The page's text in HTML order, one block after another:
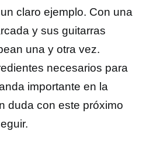
claro ejemplo. Con una
y sus guitarras
una y otra vez.
necesarios para
importante en la
duda con este próximo